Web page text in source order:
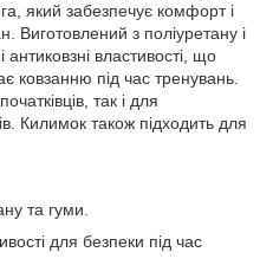
який забезпечує комфорт і
Виготовлений з поліуретану і
властивості, що
ковзанню під час тренувань.
так і для
Килимок також підходить для
та гуми.
для безпеки під час